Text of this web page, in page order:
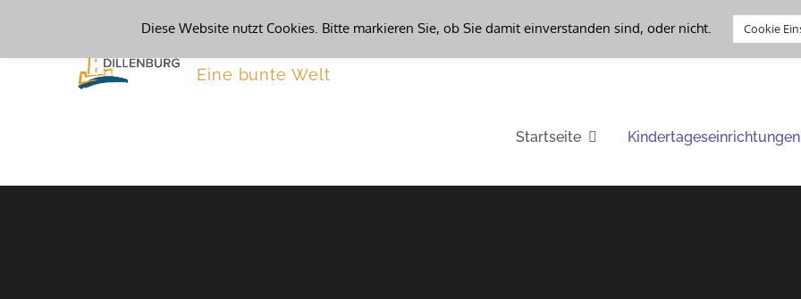
content
Kinderbetreuung Dillenburg
Eine bunte Welt
Startseite Kindertageseinrichtungen
Diese Website nutzt Cookies. Bitte markieren Sie, ob Sie damit einverstanden sind, oder nicht. Cookie